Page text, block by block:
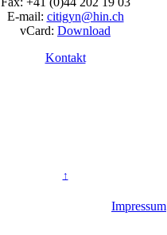
E-mail: citigyn@hin.ch
vCard: Download
Kontakt
↑
Impressum